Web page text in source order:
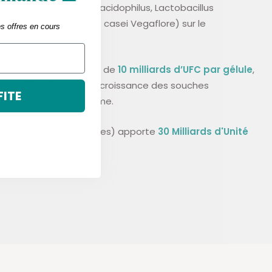
(Lactobacillus acidophilus,Lactobacillus
etLactobacillus casei Vegaflore) sur le
optimale de 10 milliards d’UFC par gélule,
sélectivement la croissance des souches
dans l’organisme.
gastro-résistantes) apporte 30 Milliards d'Unité
offres en cours